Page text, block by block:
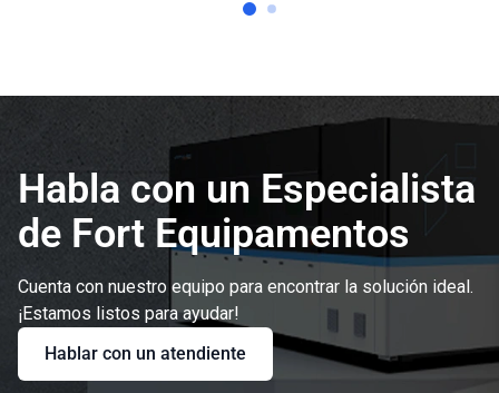
Habla con un Especialista
de Fort Equipamentos
Cuenta con nuestro equipo para encontrar la solución ideal.
¡Estamos listos para ayudar!
Hablar con un atendiente